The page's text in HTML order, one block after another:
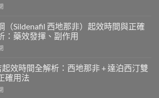
（Sildenafil 西地那非）起效時間與正確
：藥效發揮、副作用
效時間全解析：西地那非 + 達泊西汀雙
確用法